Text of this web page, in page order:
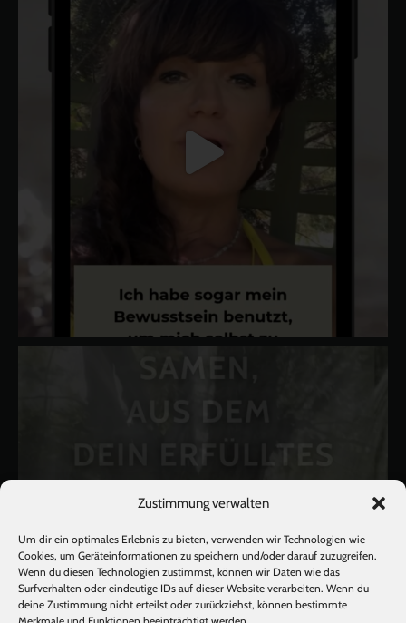
Zustimmung verwalten
Um dir ein optimales Erlebnis zu bieten, verwenden wir Technologien wie
Cookies, um Geräteinformationen zu speichern und/oder darauf zuzugreifen.
Wenn du diesen Technologien zustimmst, können wir Daten wie das
Surfverhalten oder eindeutige IDs auf dieser Website verarbeiten. Wenn du
deine Zustimmung nicht erteilst oder zurückziehst, können bestimmte